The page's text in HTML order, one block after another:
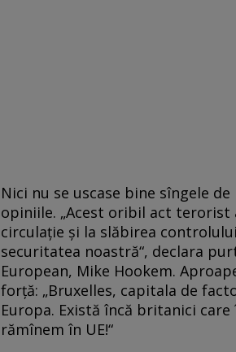
Nici nu se uscase bine sîngele
opiniile. „Acest oribil act terorist
circulație și la slăbirea
securitatea noastră“, declara
European, Mike Hookem.
forță: „Bruxelles, capitala de
Europa. Există încă britanici
rămînem în UE!“